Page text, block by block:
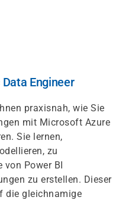
Engineer
praxisnah, wie Sie
mit Microsoft Azure
Sie lernen,
zu
Power BI
zu erstellen. Dieser
die gleichnamige